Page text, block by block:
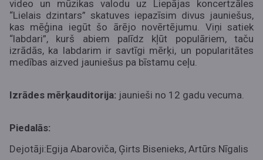
video un mūzikas valodu uz Liepājas koncertzāles
“Lielais dzintars” skatuves iepazīsim divus jauniešus,
kas mēģina iegūt šo ārējo novērtējumu. Viņi satiek
“labdari”, kurš abiem palīdz kļūt populāriem, taču
izrādās, ka labdarim ir savtīgi mērķi, un popularitātes
medības aizved jauniešus pa bīstamu ceļu.
Izrādes mērķauditorija: jaunieši no 12 gadu vecuma.
Piedalās:
Dejotāji:Egija Abaroviča, Ģirts Bisenieks, Artūrs Nīgalis